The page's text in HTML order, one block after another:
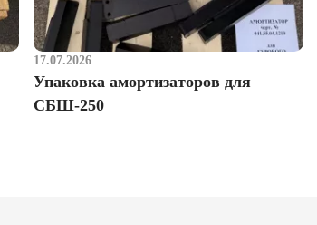
17.07.2026
Упаковка амортизаторов для
СБШ-250